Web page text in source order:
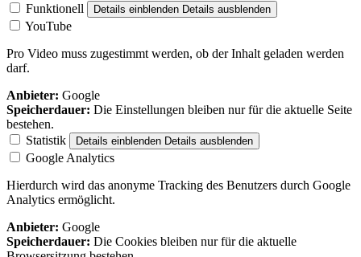
Funktionell
Details einblenden Details ausblenden
YouTube
Pro Video muss zugestimmt werden, ob der Inhalt geladen werden
darf.
Anbieter: Google
Speicherdauer: Die Einstellungen bleiben nur für die aktuelle Seite
bestehen.
Statistik
Details einblenden Details ausblenden
Google Analytics
Hierdurch wird das anonyme Tracking des Benutzers durch Google
Analytics ermöglicht.
Anbieter: Google
Speicherdauer: Die Cookies bleiben nur für die aktuelle